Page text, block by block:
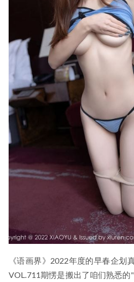
《语画界》2022年度的早春企划
VOL.711期愣是搬出了咱们熟悉